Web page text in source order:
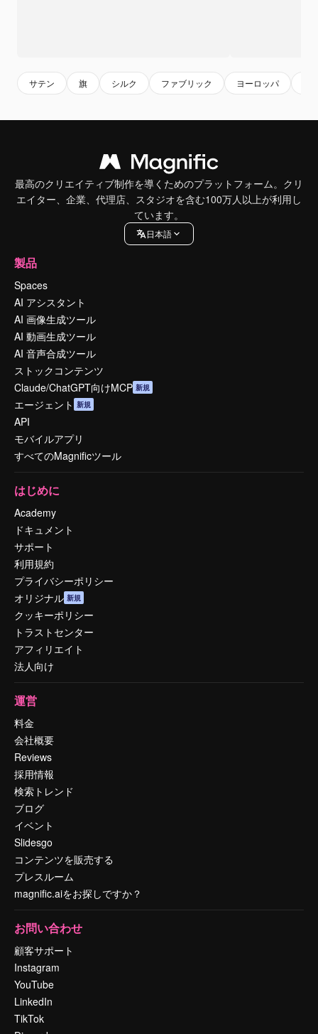
サテン 旗 シルク ファブリック ヨーロッパ
最高のクリエイティブ制作を導くためのプラットフォーム。クリ
エイター、企業、代理店、スタジオを含む100万人以上が利用し
ています。
日本語
製品
Spaces
AI アシスタント
AI 画像生成ツール
AI 動画生成ツール
AI 音声合成ツール
ストックコンテンツ
Claude/ChatGPT向けMCP 新規
エージェント 新規
API
モバイルアプリ
すべてのMagnificツール
はじめに
Academy
ドキュメント
サポート
利用規約
プライバシーポリシー
オリジナル 新規
クッキーポリシー
トラストセンター
アフィリエイト
法人向け
運営
料金
会社概要
Reviews
採用情報
検索トレンド
ブログ
イベント
Slidesgo
コンテンツを販売する
プレスルーム
magnific.aiをお探しですか？
お問い合わせ
顧客サポート
Instagram
YouTube
LinkedIn
TikTok